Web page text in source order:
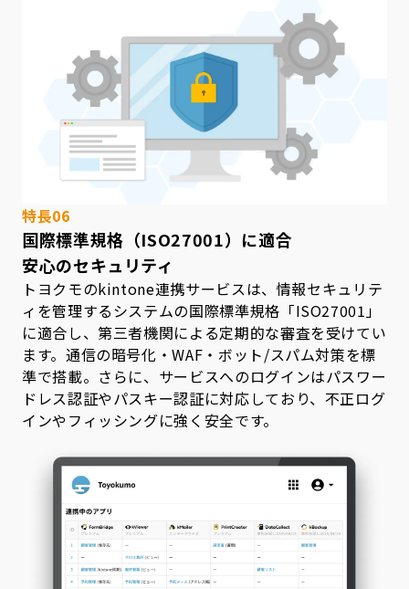
特長06
国際標準規格（ISO27001）に適合
安心のセキュリティ
トヨクモのkintone連携サービスは、情報セキュリテ
ィを管理するシステムの国際標準規格「ISO27001」
に適合し、第三者機関による定期的な審査を受けてい
ます。通信の暗号化・WAF・ボット/スパム対策を標
準で搭載。さらに、サービスへのログインはパスワー
ドレス認証やパスキー認証に対応しており、不正ログ
インやフィッシングに強く安全です。